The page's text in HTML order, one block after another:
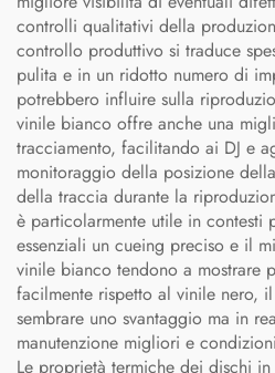
controlli qualitativi della
controllo produttivo si traduce
pulita e in un ridotto numero di
potrebbero influire sulla
vinile bianco offre anche una
tracciamento, facilitando ai DJ e
monitoraggio della posizione
della traccia durante la
è particolarmente utile in contesti
essenziali un cueing preciso e il
vinile bianco tendono a mostrare
facilmente rispetto al vinile nero,
sembrare uno svantaggio ma in
manutenzione migliori e
Le proprietà termiche dei dischi